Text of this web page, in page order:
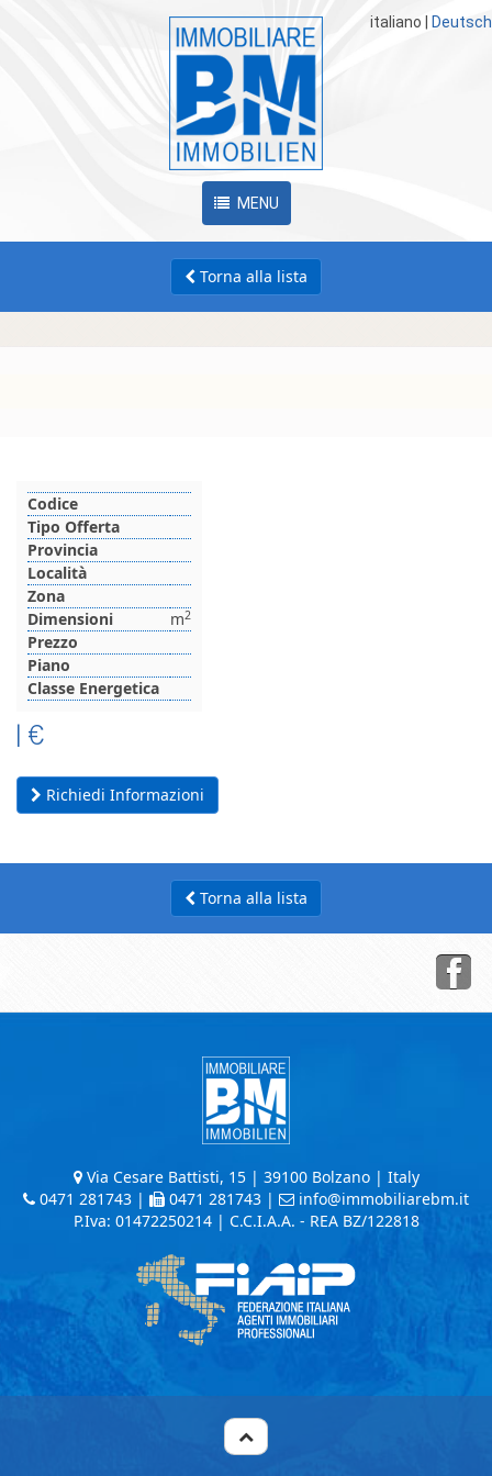
italiano Deutsch
MENU
Torna alla lista
Codice
Tipo Offerta
Provincia
Località
Zona
Dimensioni
m2
Prezzo
Piano
Classe Energetica
| €
Richiedi Informazioni
Torna alla lista
Via Cesare Battisti, 15 | 39100 Bolzano | Italy
0471 281743 | 0471 281743 |
info@immobiliarebm.it
P.Iva: 01472250214 | C.C.I.A.A. - REA BZ/122818